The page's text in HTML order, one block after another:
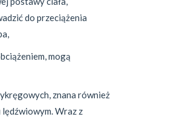
do przeciążenia
mogą
znana również
Wraz z